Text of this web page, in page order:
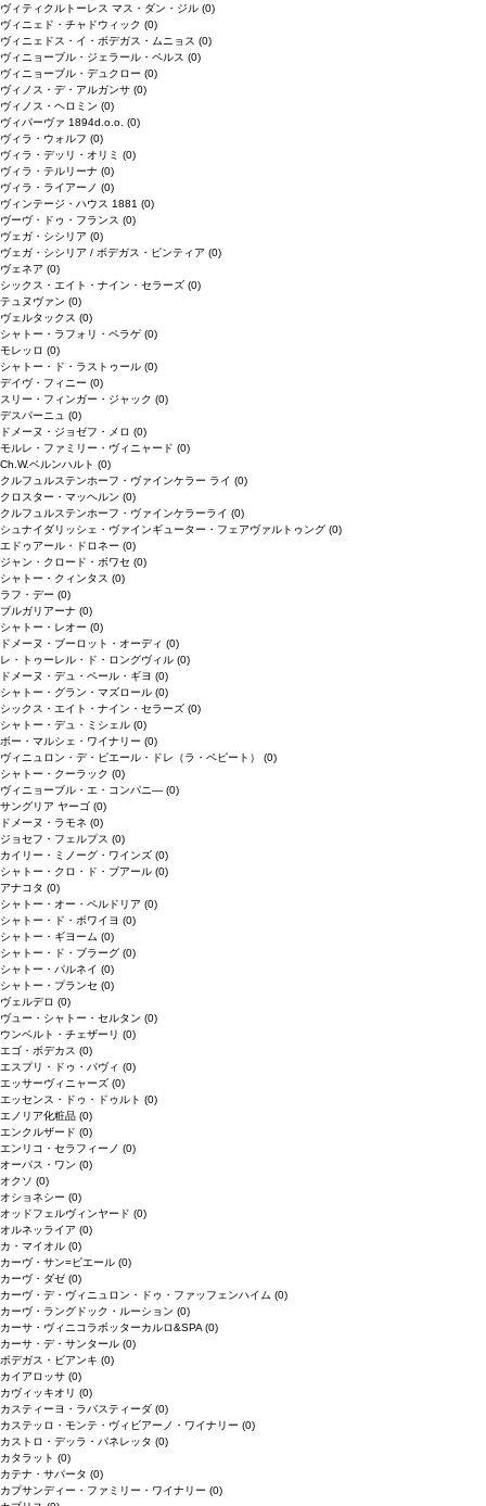
ヴィティクルトーレス マス・ダン・ジル (0)
ヴィニェド・チャドウィック (0)
ヴィニェドス・イ・ボデガス・ムニョス (0)
ヴィニョーブル・ジェラール・ペルス (0)
ヴィニョーブル・デュクロー (0)
ヴィノス・デ・アルガンサ (0)
ヴィノス・ヘロミン (0)
ヴィパーヴァ 1894d.o.o. (0)
ヴィラ・ウォルフ (0)
ヴィラ・デッリ・オリミ (0)
ヴィラ・テルリーナ (0)
ヴィラ・ライアーノ (0)
ヴィンテージ・ハウス 1881 (0)
ヴーヴ・ドゥ・フランス (0)
ヴェガ・シシリア (0)
ヴェガ・シシリア / ボデガス・ピンティア (0)
ヴェネア (0)
シックス・エイト・ナイン・セラーズ (0)
テュヌヴァン (0)
ヴェルタックス (0)
シャトー・ラフォリ・ペラゲ (0)
モレッロ (0)
シャトー・ド・ラストゥール (0)
デイヴ・フィニー (0)
スリー・フィンガー・ジャック (0)
デスパーニュ (0)
ドメーヌ・ジョゼフ・メロ (0)
モルレ・ファミリー・ヴィニャード (0)
Ch.W.ベルンハルト (0)
クルフュルステンホーフ・ヴァインケラー ライ (0)
クロスター・マッヘルン (0)
クルフュルステンホーフ・ヴァインケラーライ (0)
シュナイダリッシェ・ヴァインギューター・フェアヴァルトゥング (0)
エドゥアール・ドロネー (0)
ジャン・クロード・ボワセ (0)
シャトー・クィンタス (0)
ラフ・デー (0)
ブルガリアーナ (0)
シャトー・レオー (0)
ドメーヌ・ブーロット・オーディ (0)
レ・トゥーレル・ド・ロングヴィル (0)
ドメーヌ・デュ・ペール・ギヨ (0)
シャトー・グラン・マズロール (0)
シックス・エイト・ナイン・セラーズ (0)
シャトー・デュ・ミシェル (0)
ボー・マルシェ・ワイナリー (0)
ヴィニュロン・デ・ピエール・ドレ（ラ・ペピート） (0)
シャトー・クーラック (0)
ヴィニョーブル・エ・コンパニ― (0)
サングリア ヤーゴ (0)
ドメーヌ・ラモネ (0)
ジョセフ・フェルプス (0)
カイリー・ミノーグ・ワインズ (0)
シャトー・クロ・ド・ブアール (0)
アナコタ (0)
シャトー・オー・ペルドリア (0)
シャトー・ド・ボワイヨ (0)
シャトー・ギヨーム (0)
シャトー・ド・ブラーグ (0)
シャトー・パルネイ (0)
シャトー・プランセ (0)
ヴェルデロ (0)
ヴュー・シャトー・セルタン (0)
ウンベルト・チェザーリ (0)
エゴ・ボデカス (0)
エスプリ・ドゥ・パヴィ (0)
エッサーヴィニャーズ (0)
エッセンス・ドゥ・ドゥルト (0)
エノリア化粧品 (0)
エンクルザード (0)
エンリコ・セラフィーノ (0)
オーパス・ワン (0)
オクソ (0)
オショネシー (0)
オッドフェルヴィンヤード (0)
オルネッライア (0)
カ・マイオル (0)
カーヴ・サン=ピエール (0)
カーヴ・ダゼ (0)
カーヴ・デ・ヴィニュロン・ドゥ・ファッフェンハイム (0)
カーヴ・ラングドック・ルーション (0)
カーサ・ヴィニコラボッターカルロ&SPA (0)
カーサ・デ・サンタール (0)
ボデガス・ビアンキ (0)
カイアロッサ (0)
カヴィッキオリ (0)
カスティーヨ・ラバスティーダ (0)
カステッロ・モンテ・ヴィビアーノ・ワイナリー (0)
カストロ・デッラ・パネレッタ (0)
カタラット (0)
カテナ・サパータ (0)
カプサンディー・ファミリー・ワイナリー (0)